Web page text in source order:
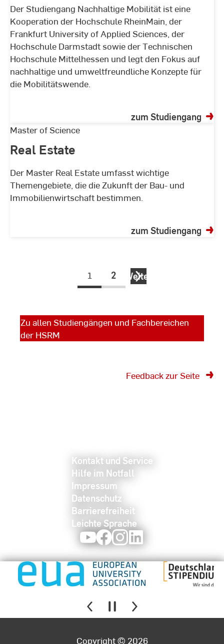
Der Studiengang Nachhaltige Mobilität ist eine
Kooperation der Hochschule RheinMain, der
Frankfurt University of Applied Sciences, der
Hochschule Darmstadt sowie der Technischen
Hochschule Mittelhessen und legt den Fokus auf
nachhaltige und umweltfreundliche Konzepte für
die Mobilitätswende.
zum Studiengang
Real
Master of Science
Real Estate
Der Master Real Estate umfasst wichtige
Themengebiete, die die Zukunft der Bau- und
Immobilienwirtschaft bestimmen.
zum Studiengang
1 2 Weiter
Zu allen Studiengängen und Fachbereichen
der HSRM
Feedback zur Seite
Kontakt und Service
Hilfe im Notfall
Impressum
Datenschutz
Barrierefreiheit
Leichte Sprache
YoutubeFacebookInstagram
Copyright © 2026